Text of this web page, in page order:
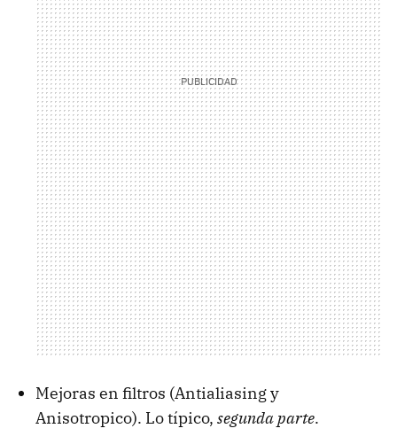
Mejoras en filtros (Antialiasing y
Anisotropico). Lo típico, segunda parte.